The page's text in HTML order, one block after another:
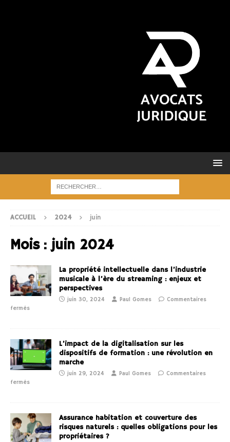
ACCUEIL 2024 juin
Mois :juin 2024
La propriété intellectuelle dans l’industrie
musicale à l’ère du streaming : enjeux et
perspectives
juin 30, 2024 Paul Gomes
Commentaires
fermés
L’impact de la digitalisation sur les
dispositifs de formation : une révolution en
marche
juin 29, 2024 Paul Gomes
Commentaires
fermés
Assurance habitation et couverture des
risques naturels : quelles obligations pour les
propriétaires ?